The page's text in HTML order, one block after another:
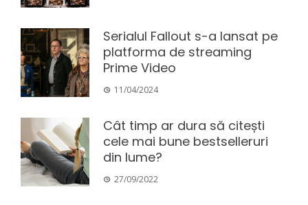
Serialul Fallout s-a lansat pe
platforma de streaming
Prime Video
11/04/2024
Cât timp ar dura să citești
cele mai bune bestselleruri
din lume?
27/09/2022